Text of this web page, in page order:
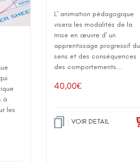
à
les
L' animation pédagogique
visera les modalités de la
mise en œuvre d' un
apprentissage progressif du
sens et des conséquences
des comportements...
40,00€
VOIR DETAIL